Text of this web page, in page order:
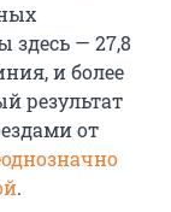
здесь — 27,8
и более
результат
от
.